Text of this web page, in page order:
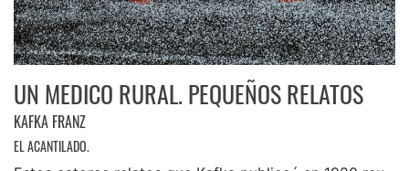
UN MEDICO RURAL. PEQUEÑOS RELATOS
KAFKA FRANZ
EL ACANTILADO.